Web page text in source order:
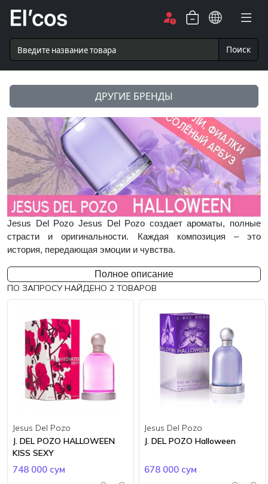
Поиск
ДРУГИЕ БРЕНДЫ
Jesus Del Pozo Jesus Del Pozo создает ароматы, полные
страсти и оригинальности. Каждая композиция – это
история, передающая эмоции и чувства.
Полное описание
ПО ЗАПРОСУ НАЙДЕНО 2 ТОВАРОВ
Jesus Del Pozo
J. DEL POZO HALLOWEEN
KISS SEXY
748 000 сум
Jesus Del Pozo
J. DEL POZO Halloween
678 000 сум